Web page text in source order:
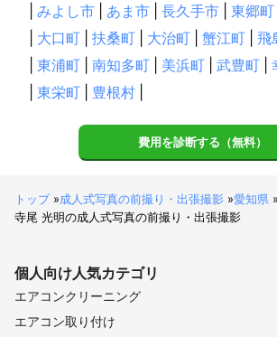
みよし市 あま市 長久手市 東郷町
大口町 扶桑町 大治町 蟹江町 飛
東浦町 南知多町 美浜町 武豊町
東栄町 豊根村
費用を診断する（無料）
トップ»成人式写真の前撮り・出張撮影 »愛知県 »
寺尾 光明の成人式写真の前撮り・出張撮影
個人向け人気カテゴリ
エアコンクリーニング
エアコン取り付け